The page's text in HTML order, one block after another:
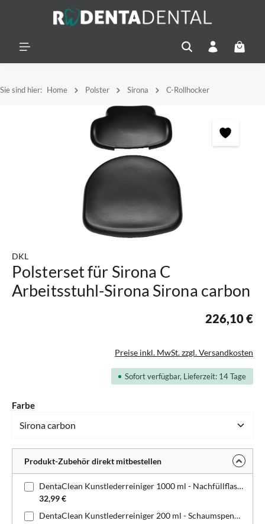
Sie sind hier: Home Polster Sirona C-Rollhocker
Bildergalerie überspringen
DKL
Polsterset für Sirona C
Arbeitsstuhl-Sirona Sirona carbon
226,10 €
Preise inkl. MwSt. zzgl. Versandkosten
Sofort verfügbar, Lieferzeit: 14 Tage
Farbeauswählen
Produkt-Zubehör direkt mitbestellen
DentaClean Kunstlederreiniger 1000 ml - Nachfüllflasche
32,99 €
DentaClean Kunstlederreiniger 200 ml - Schaumspenderflasche